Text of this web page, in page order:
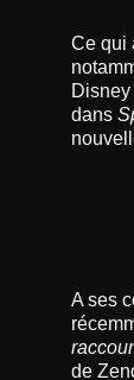
Ce qui
Disney
dans
A ses
de